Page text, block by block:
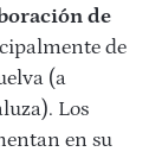
de
de
(a
Los
en su